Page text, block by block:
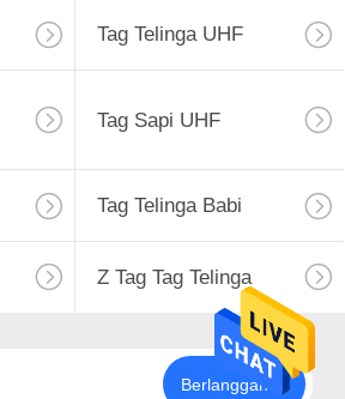
Tag Telinga UHF
Tag Sapi UHF
Tag Telinga Babi
Z Tag Tag Telinga
Berlangganan